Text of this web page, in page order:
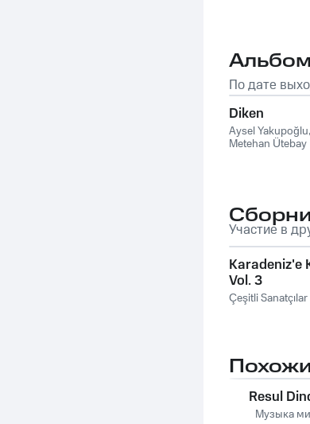
По дате
Diken
Aysel Yakupoğlu,
Metehan Ütebay
Участие в
Karadeniz'e
Vol. 3
Çeşitli Sanatçılar
Resul
Музыка